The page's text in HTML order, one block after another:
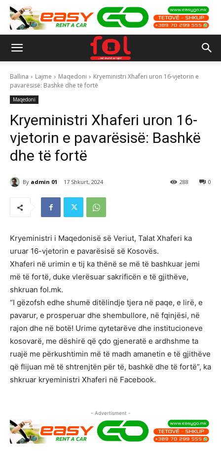
Ballina Lajme Maqedoni
Kryeministri Xhaferi uron 16-vjetorin e
pavarësisë: Bashkë dhe të fortë
Maqedoni
Kryeministri Xhaferi uron 16-
vjetorin e pavarësisë: Bashkë
dhe të fortë
By admin 01 17 Shkurt, 2024 0
288
Kryeministri i Maqedonisë së Veriut, Talat Xhaferi ka
uruar 16-vjetorin e pavarësisë së Kosovës.
Xhaferi në urimin e tij ka thënë se më të bashkuar jemi
më të fortë, duke vlerësuar sakrificën e të gjithëve,
shkruan fol.mk.
“I gëzofsh edhe shumë ditëlindje tjera në paqe, e lirë, e
pavarur, e prosperuar dhe shembullore, në fqinjësi, në
rajon dhe në botë! Urime qytetarëve dhe institucioneve
kosovarë, me dëshirë që çdo gjeneratë e ardhshme ta
ruajë me përkushtimin më të madh amanetin e të gjithëve
që flijuan më të shtrenjtën për të, bashkë dhe të fortë”, ka
shkruar kryeministri Xhaferi në Facebook.
- Advertisment -